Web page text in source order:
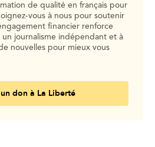
de qualité en français pour
vous à nous pour soutenir
financier renforce
journalisme indépendant et à
nouvelles pour mieux vous
don à La Liberté